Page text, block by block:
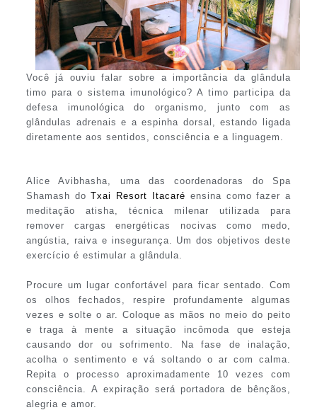
Você já ouviu falar sobre a importância da glândula
timo para o sistema imunológico? A timo participa da
defesa imunológica do organismo, junto com as
glândulas adrenais e a espinha dorsal, estando ligada
diretamente aos sentidos, consciência e a linguagem.
Alice Avibhasha, uma das coordenadoras do Spa
Shamash doTxai Resort Itacaré ensina como fazer a
meditação atisha, técnica milenar utilizada para
remover cargas energéticas nocivas como medo,
angústia, raiva e insegurança. Um dos objetivos deste
exercício é estimular a glândula.
Procure um lugar confortável para ficar sentado. Com
os olhos fechados, respire profundamente algumas
vezes e solte o ar. Coloque as mãos no meio do peito
e traga à mente a situação incômoda que esteja
causando dor ou sofrimento. Na fase de inalação,
acolha o sentimento e vá soltando o ar com calma.
Repita o processo aproximadamente 10 vezes com
consciência. A expiração será portadora de bênçãos,
alegria e amor.